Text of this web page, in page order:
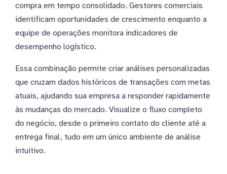
compra em tempo consolidado. Gestores comerciais
identificam oportunidades de crescimento enquanto a
equipe de operações monitora indicadores de
desempenho logístico.
Essa combinação permite criar análises personalizadas
que cruzam dados históricos de transações com metas
atuais, ajudando sua empresa a responder rapidamente
às mudanças do mercado. Visualize o fluxo completo
do negócio, desde o primeiro contato do cliente até a
entrega final, tudo em um único ambiente de análise
intuitivo.